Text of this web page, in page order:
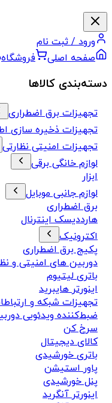
ورود / ثبت نام
صفحه اصلی
فروشگاه
دسته‌بندی کالاها
تجهیزات برق اضطراری
تجهیزات ذخیره سازی
تجهیزات امنیتی نظارتی
لوازم خانگی برقی
ابزار
لوازم جانبی موبایل
برق اضطراری
هارددیسک اینترنال
اکترونیک
پکیج برق اضطراری
دوربین های امنیتی و
باتری لیتیوم
اینورتر هایبرید
تجهیزات شبکه و
ضبط‌کننده ویدئویی
سرخ کن
کالای دیجیتال
باتری خورشیدی
پاور استیشن
پنل خورشیدی
اینورتر آنگرید